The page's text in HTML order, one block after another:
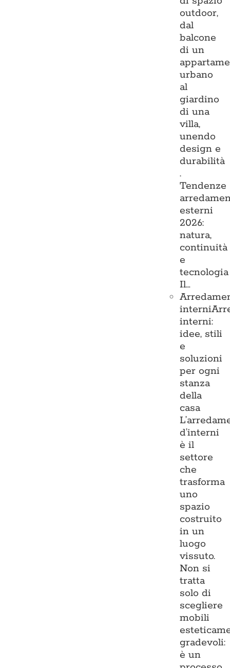
outdoor,
dal
balcone
di un
urbano
al
giardino
di una
villa,
unendo
design e
durabilità
.
Tendenze
esterni
2026:
natura,
continuità
e
tecnologia
Il…
interni
interni:
idee, stili
e
soluzioni
per ogni
stanza
della
casa
d’interni
è il
settore
che
trasforma
uno
spazio
costruito
in un
luogo
vissuto.
Non si
tratta
solo di
scegliere
mobili
gradevoli:
è un